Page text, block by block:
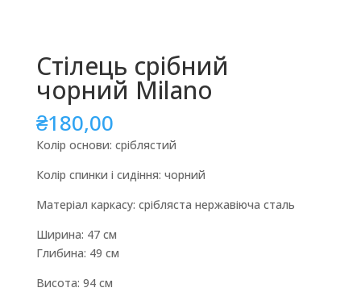
Стілець срібний
чорний Milano
₴180,00
Колір основи: сріблястий
Колір спинки і сидіння: чорний
Матеріал каркасу: срібляста нержавіюча сталь
Ширина: 47 см
Глибина: 49 см
Висота: 94 см